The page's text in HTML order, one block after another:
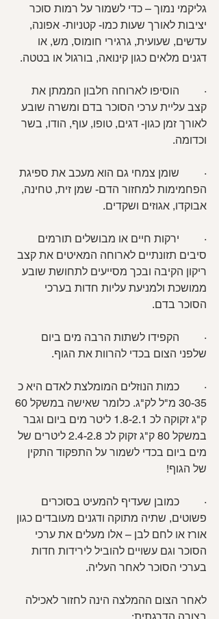
גליקמי נמוך – כדי לשמור על רמות סוכר
יציבות לאורך שעות כמו- קטניות- אפונה,
עדשים, שעועית, גרגירי חומוס, מש, או
דגנים מלאים כגון קינואה, בורגול או בטטה.
·         הוסיפו לארוחה חלבון הממתן את
קצב עליית ערכי הסוכר בדם ומשרה שובע
לאורך זמן כגון- דגים, טופו, עוף, הודו, בשר
וכדומה.
·         שומן צמחי גם הוא מעכב את ספיגת
הפחמימות למחזור הדם- שמן זית, טחינה,
אבוקדו, אגוזים ושקדים.
·         ירקות חיים או מבושלים תורמים
סיבים תזונתיים לארוחה המאיטים את קצב
ריקון הקיבה ובכך מסייעים לתחושת שובע
ממושכת ולמניעת עליות חדות בערכי
הסוכר בדם.
·         הקפידו לשתות הרבה מים ביום
שלפני הצום בכדי להרוות את הגוף.
·         כמות הנוזלים המומלצת לאדם היא כ
ק"ג זקוקה לכ 1.8-2.1 ליטר מים ביום וגבר
במשקל 80 ק"ג זקוק לכ 2.4-2.8 ליטרים של
מים ביום בכדי לשמור על התפקוד התקין
של הגוף!
·         כמובן שעדיף להמעיט בסוכרים
פשוטים, שתיה מתוקה ודגנים מעובדים כגון
אורז או לחם לבן – אלו מעלים את ערכי
הסוכר וגם עשויים להוביל לירידות חדות
בערכי הסוכר לאחר העליה.
לאחר הצום ההמלצה הינה לחזור לאכילה